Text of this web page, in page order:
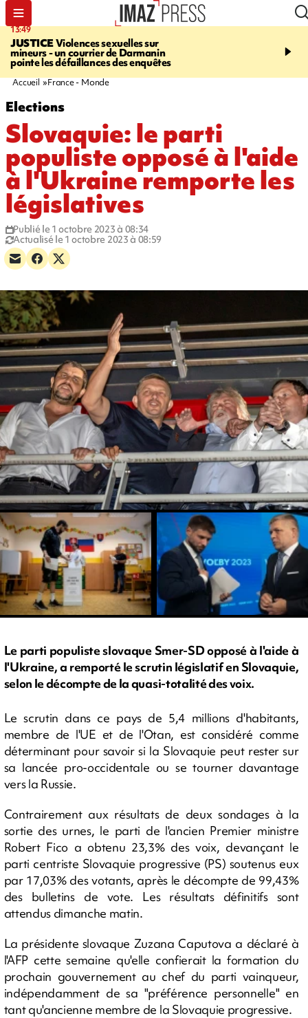
13:49
JUSTICEViolences sexuelles sur
mineurs - un courrier de Darmanin
pointe les défaillances des enquêtes
17:59
Corniche - la route du
Accueil France - Monde
Elections
Slovaquie: le parti
populiste opposé à l'aide
à l'Ukraine remporte les
législatives
Publié le 1 octobre 2023 à 08:34
Actualisé le 1 octobre 2023 à 08:59
Le parti populiste slovaque Smer-SD opposé à l'aide à
l'Ukraine, a remporté le scrutin législatif en Slovaquie,
selon le décompte de la quasi-totalité des voix.
Le scrutin dans ce pays de 5,4 millions d'habitants,
membre de l'UE et de l'Otan, est considéré comme
déterminant pour savoir si la Slovaquie peut rester sur
sa lancée pro-occidentale ou se tourner davantage
vers la Russie.
Contrairement aux résultats de deux sondages à la
sortie des urnes, le parti de l'ancien Premier ministre
Robert Fico a obtenu 23,3% des voix, devançant le
parti centriste Slovaquie progressive (PS) soutenus eux
par 17,03% des votants, après le décompte de 99,43%
des bulletins de vote. Les résultats définitifs sont
attendus dimanche matin.
La présidente slovaque Zuzana Caputova a déclaré à
l'AFP cette semaine qu'elle confierait la formation du
prochain gouvernement au chef du parti vainqueur,
indépendamment de sa "préférence personnelle" en
tant qu'ancienne membre de la Slovaquie progressive.